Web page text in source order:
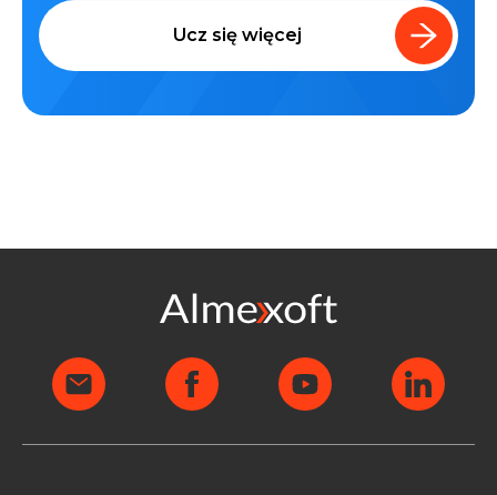
Ucz się więcej